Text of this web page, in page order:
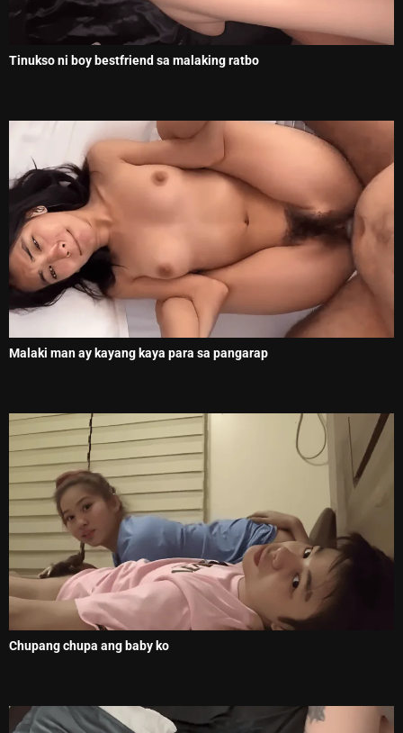
Tinukso ni boy bestfriend sa malaking ratbo
Malaki man ay kayang kaya para sa pangarap
Chupang chupa ang baby ko